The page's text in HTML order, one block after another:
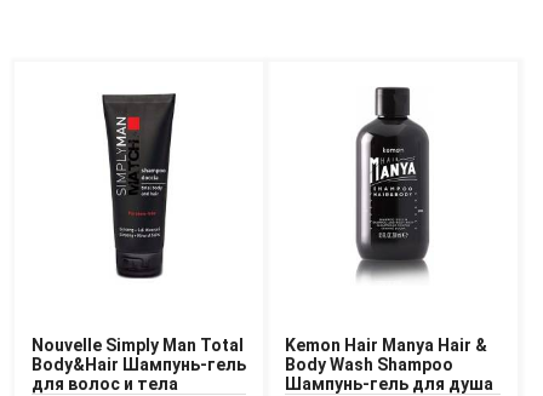
Nouvelle Simply Man Total
Body&Hair Шампунь-гель
для волос и тела
Kemon Hair Manya Hair &
Body Wash Shampoo
Шампунь-гель для душа